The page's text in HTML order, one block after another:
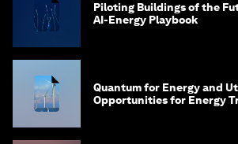
Piloting Buildings of the
AI-Energy Playbook
Quantum for Energy and
Opportunities for Energy